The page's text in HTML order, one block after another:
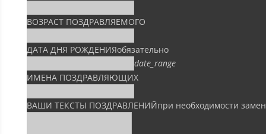
ВОЗРАСТ ПОЗДРАВЛЯЕМОГО
ДАТА ДНЯ РОЖДЕНИЯобязательно
date_range
ИМЕНА ПОЗДРАВЛЯЮЩИХ
ВАШИ ТЕКСТЫ ПОЗДРАВЛЕНИЙпри необходимости